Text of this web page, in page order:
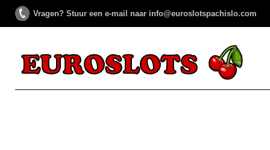
Vragen? Stuur een e-mail naar info@euroslotspachislo.com